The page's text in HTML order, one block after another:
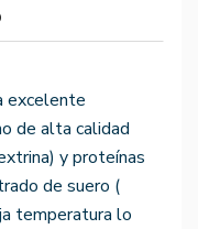
excelente
de alta calidad
y proteínas
de suero (
temperatura lo